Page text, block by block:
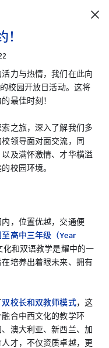
力与热情，我们在此向
校园开放日活动。这将
最佳时刻！
之旅，深入了解我们多
领导面对面交流，同
及满怀激情、才华横溢
校园环境。
，位置优越，交通便
高中三年级（Year
和双语教学是耀中的一
培养出着眼未来、拥有
双校长和双教师模式，这
合中西文化的教学环
澳大利亚、新西兰、加
才，不仅资质卓越，更